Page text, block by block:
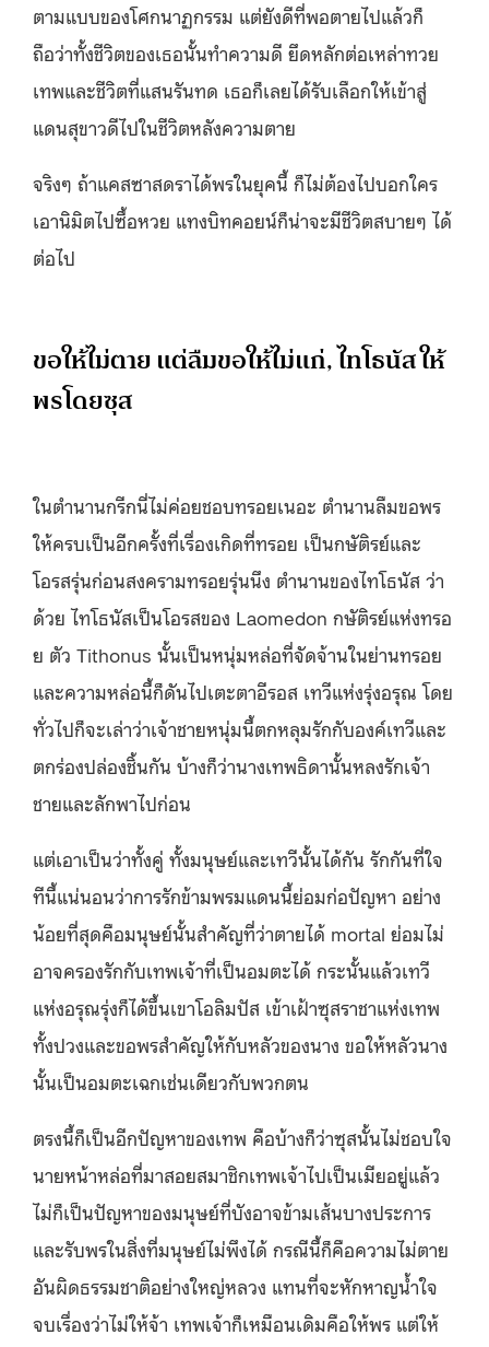
ตามแบบของโศกนาฏกรรม แต่ยังดีที่พอตายไปแล้วก็
ถือว่าทั้งชีวิตของเธอนั้นทำความดี ยึดหลักต่อเหล่าทวย
เทพและชีวิตที่แสนรันทด เธอก็เลยได้รับเลือกให้เข้าสู่
แดนสุขาวดีไปในชีวิตหลังความตาย
จริงๆ ถ้าแคสซาสดราได้พรในยุคนี้ ก็ไม่ต้องไปบอกใคร
เอานิมิตไปซื้อหวย แทงบิทคอยน์ก็น่าจะมีชีวิตสบายๆ ได้
ต่อไป
ขอให้ไม่ตาย แต่ลืมขอให้ไม่แก่, ไทโธนัส ให้
พรโดยซุส
ในตำนานกรีกนี่ไม่ค่อยชอบทรอยเนอะ ตำนานลืมขอพร
ให้ครบเป็นอีกครั้งที่เรื่องเกิดที่ทรอย เป็นกษัติรย์และ
โอรสรุ่นก่อนสงครามทรอยรุ่นนึง ตำนานของไทโธนัส ว่า
ด้วย ไทโธนัสเป็นโอรสของ Laomedon กษัติรย์แห่งทรอ
ย ตัว Tithonus นั้นเป็นหนุ่มหล่อที่จัดจ้านในย่านทรอย
และความหล่อนี้ก็ดันไปเตะตาอีรอส เทวีแห่งรุ่งอรุณ โดย
ทั่วไปก็จะเล่าว่าเจ้าชายหนุ่มนี้ตกหลุมรักกับองค์เทวีและ
ตกร่องปล่องชิ้นกัน บ้างก็ว่านางเทพธิดานั้นหลงรักเจ้า
ชายและลักพาไปก่อน
แต่เอาเป็นว่าทั้งคู่ ทั้งมนุษย์และเทวีนั้นได้กัน รักกันที่ใจ
ทีนี้แน่นอนว่าการรักข้ามพรมแดนนี้ย่อมก่อปัญหา อย่าง
น้อยที่สุดคือมนุษย์นั้นสำคัญที่ว่าตายได้ mortal ย่อมไม่
อาจครองรักกับเทพเจ้าที่เป็นอมตะได้ กระนั้นแล้วเทวี
แห่งอรุณรุ่งก็ได้ขึ้นเขาโอลิมปัส เข้าเฝ้าซุสราชาแห่งเทพ
ทั้งปวงและขอพรสำคัญให้กับหลัวของนาง ขอให้หลัวนาง
นั้นเป็นอมตะเฉกเช่นเดียวกับพวกตน
ตรงนี้ก็เป็นอีกปัญหาของเทพ คือบ้างก็ว่าซุสนั้นไม่ชอบใจ
นายหน้าหล่อที่มาสอยสมาชิกเทพเจ้าไปเป็นเมียอยู่แล้ว
ไม่ก็เป็นปัญหาของมนุษย์ที่บังอาจข้ามเส้นบางประการ
และรับพรในสิ่งที่มนุษย์ไม่พึงได้ กรณีนี้ก็คือความไม่ตาย
อันผิดธรรมชาติอย่างใหญ่หลวง แทนที่จะหักหาญน้ำใจ
จบเรื่องว่าไม่ให้จ้า เทพเจ้าก็เหมือนเดิมคือให้พร แต่ให้